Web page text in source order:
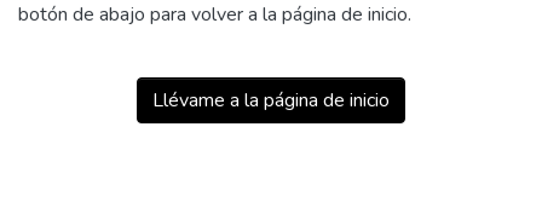
botón de abajo para volver a la página de inicio.
Llévame a la página de inicio